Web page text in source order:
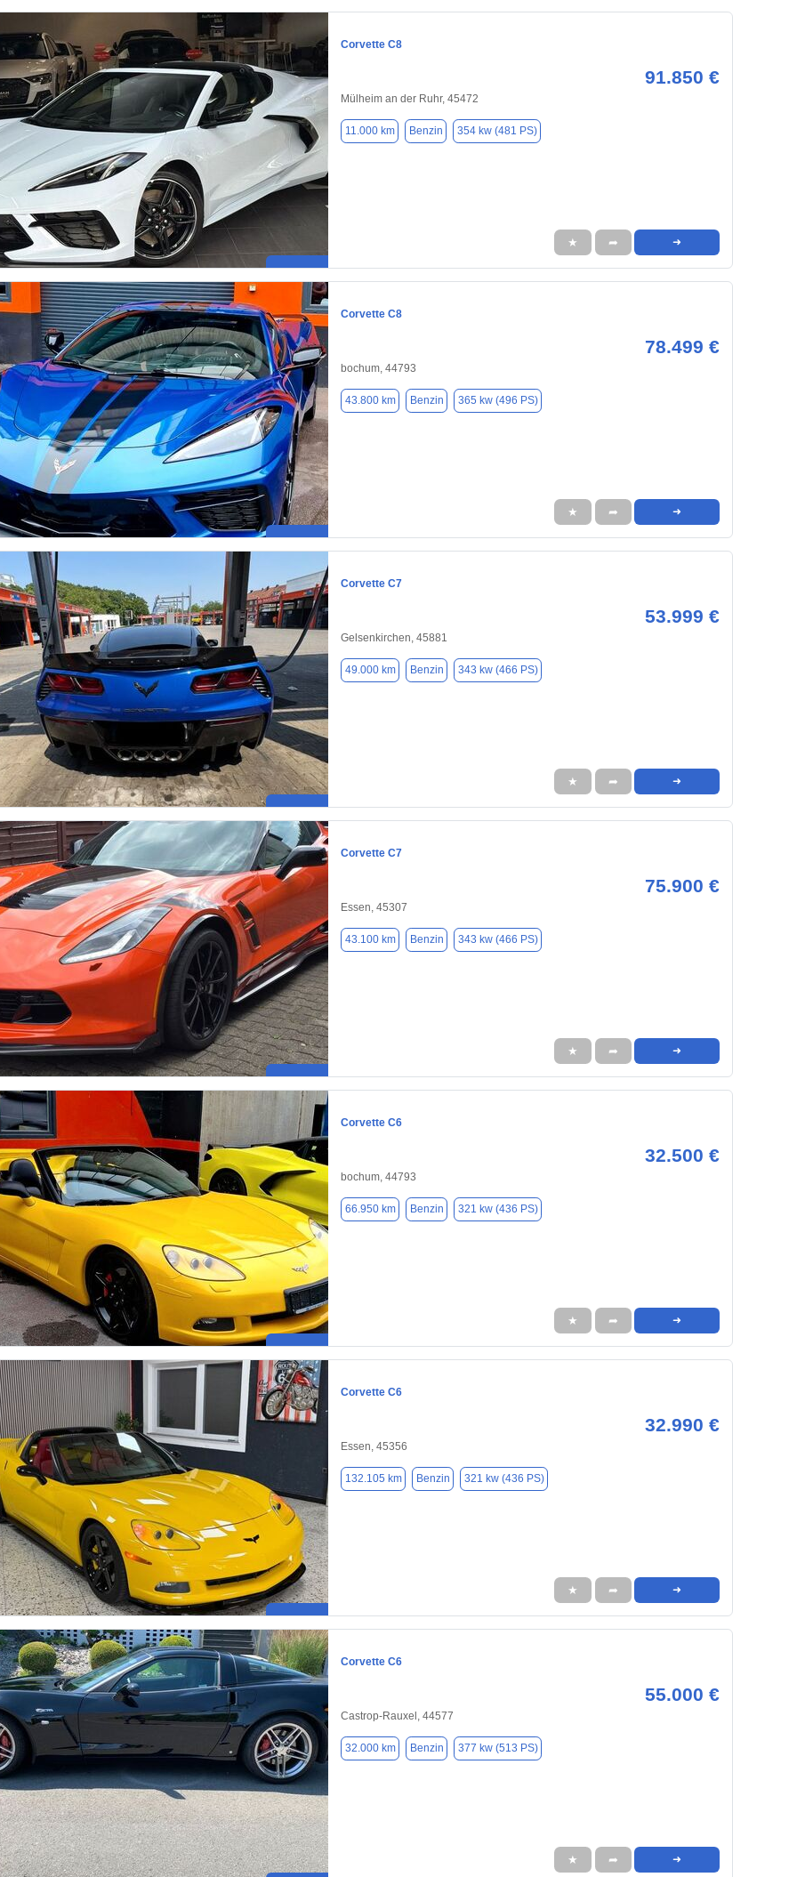
Corvette C8
91.850 €
Mülheim an der Ruhr, 45472
11.000 km Benzin 354 kw (481 PS)
★ ➦ ➜
Corvette C8
78.499 €
bochum, 44793
43.800 km Benzin 365 kw (496 PS)
★ ➦ ➜
Corvette C7
53.999 €
Gelsenkirchen, 45881
49.000 km Benzin 343 kw (466 PS)
★ ➦ ➜
Corvette C7
75.900 €
Essen, 45307
43.100 km Benzin 343 kw (466 PS)
★ ➦ ➜
Corvette C6
32.500 €
bochum, 44793
66.950 km Benzin 321 kw (436 PS)
★ ➦ ➜
Corvette C6
32.990 €
Essen, 45356
132.105 km Benzin 321 kw (436 PS)
★ ➦ ➜
Corvette C6
55.000 €
Castrop-Rauxel, 44577
32.000 km Benzin 377 kw (513 PS)
★ ➦ ➜